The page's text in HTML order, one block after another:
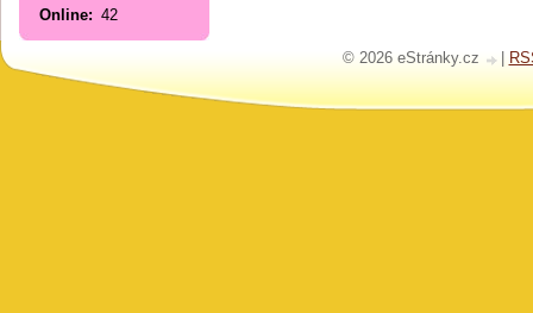
Online: 42
© 2026 eStránky.cz